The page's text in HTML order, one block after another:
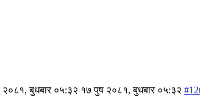
बुधबार ०५:३२ १७ पुष २०८१, बुधबार ०५:३२